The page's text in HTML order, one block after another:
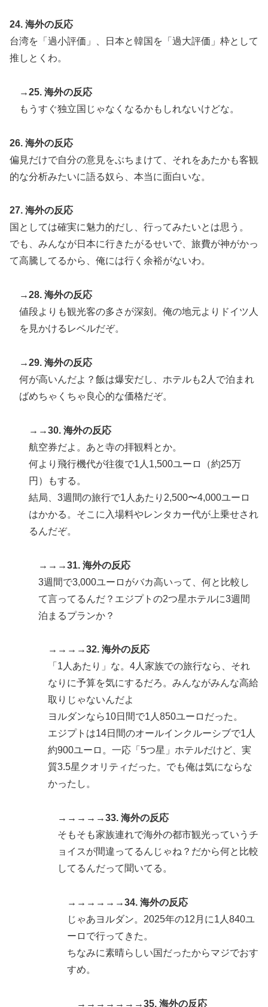
24. 海外の反応
台湾を「過小評価」、日本と韓国を「過大評価」枠として
推しとくわ。
→25. 海外の反応
もうすぐ独立国じゃなくなるかもしれないけどな。
26. 海外の反応
偏見だけで自分の意見をぶちまけて、それをあたかも客観
的な分析みたいに語る奴ら、本当に面白いな。
27. 海外の反応
国としては確実に魅力的だし、行ってみたいとは思う。
でも、みんなが日本に行きたがるせいで、旅費が神がかっ
て高騰してるから、俺には行く余裕がないわ。
→28. 海外の反応
値段よりも観光客の多さが深刻。俺の地元よりドイツ人
を見かけるレベルだぞ。
→29. 海外の反応
何が高いんだよ？飯は爆安だし、ホテルも2人で泊まれ
ばめちゃくちゃ良心的な価格だぞ。
→→30. 海外の反応
航空券だよ。あと寺の拝観料とか。
何より飛行機代が往復で1人1,500ユーロ（約25万
円）もする。
結局、3週間の旅行で1人あたり2,500〜4,000ユーロ
はかかる。そこに入場料やレンタカー代が上乗せされ
るんだぞ。
→→→31. 海外の反応
3週間で3,000ユーロがバカ高いって、何と比較し
て言ってるんだ？エジプトの2つ星ホテルに3週間
泊まるプランか？
→→→→32. 海外の反応
「1人あたり」な。4人家族での旅行なら、それ
なりに予算を気にするだろ。みんながみんな高給
取りじゃないんだよ
ヨルダンなら10日間で1人850ユーロだった。
エジプトは14日間のオールインクルーシブで1人
約900ユーロ。一応「5つ星」ホテルだけど、実
質3.5星クオリティだった。でも俺は気にならな
かったし。
→→→→→33. 海外の反応
そもそも家族連れで海外の都市観光っていうチ
ョイスが間違ってるんじゃね？だから何と比較
してるんだって聞いてる。
→→→→→→34. 海外の反応
じゃあヨルダン。2025年の12月に1人840ユ
ーロで行ってきた。
ちなみに素晴らしい国だったからマジでおす
すめ。
→→→→→→→35. 海外の反応